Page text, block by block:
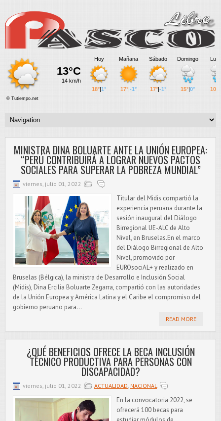
MINISTRA DINA BOLUARTE ANTE LA UNIÓN EUROPEA:
“PERÚ CONTRIBUIRÁ A LOGRAR NUEVOS PACTOS
SOCIALES PARA SUPERAR LA POBREZA MUNDIAL”
viernes, julio 01, 2022
Titular del Midis compartió la
experiencia peruana durante la
sesión inaugural del Diálogo
Birregional UE-ALC de Alto
Nivel, en Bruselas.En el marco
del Diálogo Birregional de Alto
Nivel, promovido por
EUROsociAL+ y realizado en
Bruselas (Bélgica), la ministra de Desarrollo e Inclusión Social
(Midis), Dina Ercilia Boluarte Zegarra, compartió con las autoridades
de la Unión Europea y América Latina y el Caribe el compromiso del
gobierno peruano para...
READ MORE
¿QUÉ BENEFICIOS OFRECE LA BECA INCLUSIÓN
TÉCNICO PRODUCTIVA PARA PERSONAS CON
DISCAPACIDAD?
viernes, julio 01, 2022 ACTUALIDAD, NACIONAL
En la convocatoria 2022, se
ofrecerá 100 becas para